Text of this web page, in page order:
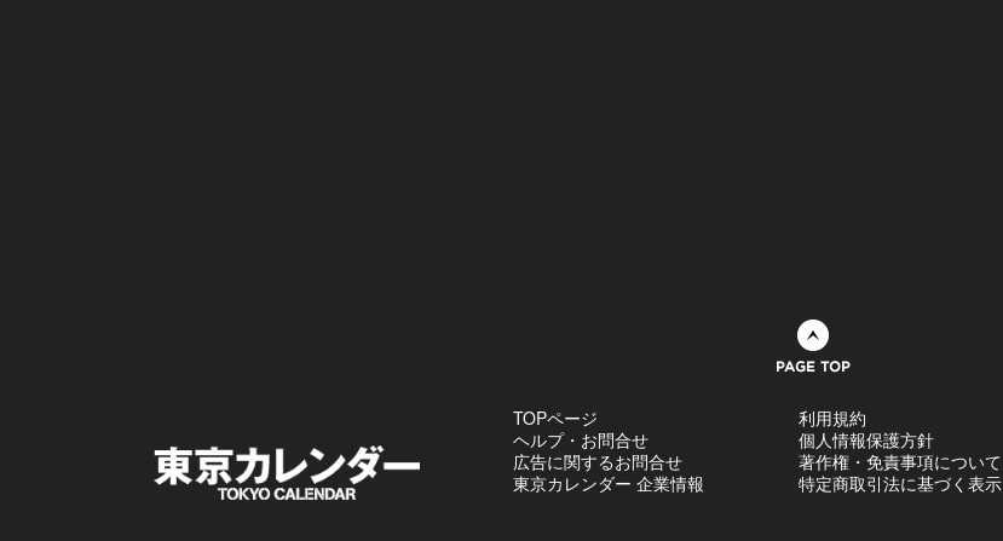
TOPページ
ヘルプ・お問合せ
広告に関するお問合せ
東京カレンダー 企業情報
利用規約
個人情報保護方針
著作権・免責事項について
特定商取引法に基づく表示